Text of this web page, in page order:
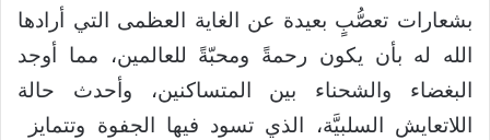
بشعارات تعصُّبٍ بعيدة عن الغاية العظمى التي أرادها
الله له بأن يكون رحمةً ومحبّةً للعالمين، مما أوجد
البغضاء والشحناء بين المتساكنين، وأحدث حالة
اللاتعايش السلبيَّة، الذي تسود فيها الجفوة وتتمايز